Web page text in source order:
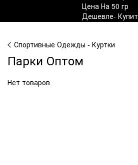
Спортивные Одежды - Куртки
Парки Оптом
Нет товаров